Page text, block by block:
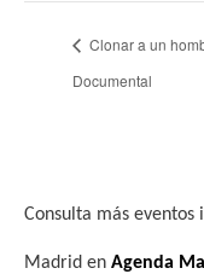
Clonar a un
Documental
Consulta más eventos
Madrid en Agenda